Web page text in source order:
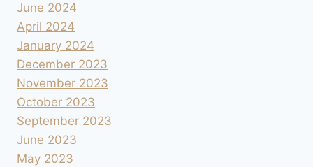
June 2024
April 2024
January 2024
December 2023
November 2023
October 2023
September 2023
June 2023
May 2023